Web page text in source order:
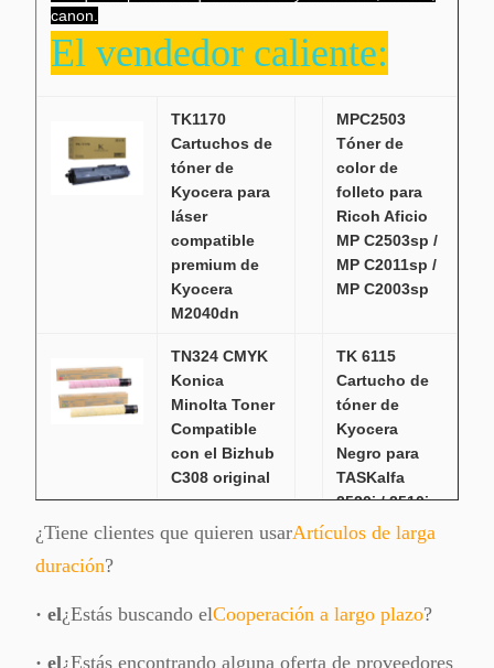
canon.
El vendedor caliente:
TK1170
Cartuchos de
tóner de
Kyocera para
láser
compatible
premium de
Kyocera
M2040dn
MPC2503
Tóner de
color de
folleto para
Ricoh Aficio
MP C2503sp /
MP C2011sp /
MP C2003sp
TN324 CMYK
Konica
Minolta Toner
Compatible
con el Bizhub
C308 original
TK 6115
Cartucho de
tóner de
Kyocera
Negro para
TASKalfa
2520i / 2510i
M4125idn /
¿Tiene clientes que quieren usarArtículos de larga
duración?
· el¿Estás buscando elCooperación a largo plazo?
· el¿Estás encontrando alguna oferta de proveedores